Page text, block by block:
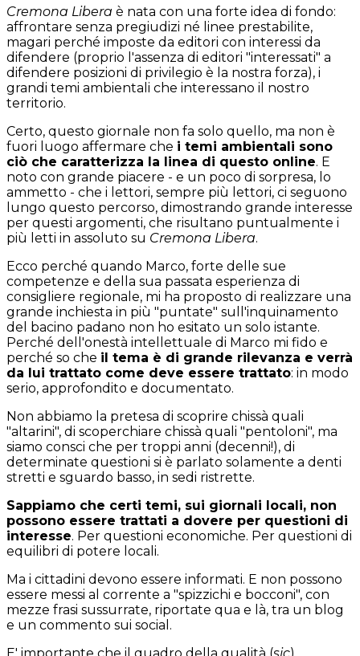
Cremona Libera è nata con una forte idea di fondo:
affrontare senza pregiudizi né linee prestabilite,
magari perché imposte da editori con interessi da
difendere (proprio l'assenza di editori "interessati" a
difendere posizioni di privilegio è la nostra forza), i
grandi temi ambientali che interessano il nostro
territorio.
Certo, questo giornale non fa solo quello, ma non è
fuori luogo affermare che i temi ambientali sono
ciò che caratterizza la linea di questo online. E
noto con grande piacere - e un poco di sorpresa, lo
ammetto - che i lettori, sempre più lettori, ci seguono
lungo questo percorso, dimostrando grande interesse
per questi argomenti, che risultano puntualmente i
più letti in assoluto su Cremona Libera.
Ecco perché quando Marco, forte delle sue
competenze e della sua passata esperienza di
consigliere regionale, mi ha proposto di realizzare una
grande inchiesta in più "puntate" sull'inquinamento
del bacino padano non ho esitato un solo istante.
Perché dell'onestà intellettuale di Marco mi fido e
perché so che il tema è di grande rilevanza e verrà
da lui trattato come deve essere trattato: in modo
serio, approfondito e documentato.
Non abbiamo la pretesa di scoprire chissà quali
"altarini", di scoperchiare chissà quali "pentoloni", ma
siamo consci che per troppi anni (decenni!), di
determinate questioni si è parlato solamente a denti
stretti e sguardo basso, in sedi ristrette.
Sappiamo che certi temi, sui giornali locali, non
possono essere trattati a dovere per questioni di
interesse. Per questioni economiche. Per questioni di
equilibri di potere locali.
Ma i cittadini devono essere informati. E non possono
essere messi al corrente a "spizzichi e bocconi", con
mezze frasi sussurrate, riportate qua e là, tra un blog
e un commento sui social.